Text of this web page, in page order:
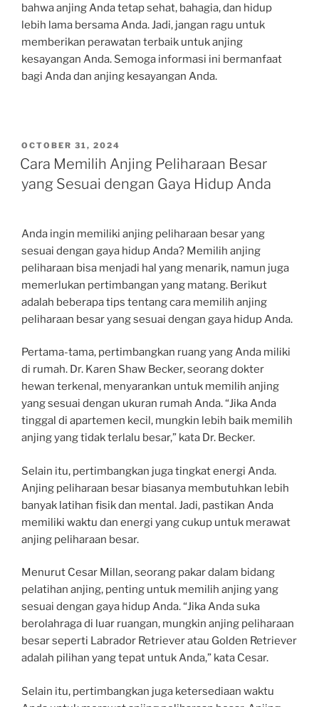
bahwa anjing Anda tetap sehat, bahagia, dan hidup
lebih lama bersama Anda. Jadi, jangan ragu untuk
memberikan perawatan terbaik untuk anjing
kesayangan Anda. Semoga informasi ini bermanfaat
bagi Anda dan anjing kesayangan Anda.
POSTED
ON
OCTOBER 31, 2024
Cara Memilih Anjing Peliharaan Besar
yang Sesuai dengan Gaya Hidup Anda
Anda ingin memiliki anjing peliharaan besar yang
sesuai dengan gaya hidup Anda? Memilih anjing
peliharaan bisa menjadi hal yang menarik, namun juga
memerlukan pertimbangan yang matang. Berikut
adalah beberapa tips tentang cara memilih anjing
peliharaan besar yang sesuai dengan gaya hidup Anda.
Pertama-tama, pertimbangkan ruang yang Anda miliki
di rumah. Dr. Karen Shaw Becker, seorang dokter
hewan terkenal, menyarankan untuk memilih anjing
yang sesuai dengan ukuran rumah Anda. “Jika Anda
tinggal di apartemen kecil, mungkin lebih baik memilih
anjing yang tidak terlalu besar,” kata Dr. Becker.
Selain itu, pertimbangkan juga tingkat energi Anda.
Anjing peliharaan besar biasanya membutuhkan lebih
banyak latihan fisik dan mental. Jadi, pastikan Anda
memiliki waktu dan energi yang cukup untuk merawat
anjing peliharaan besar.
Menurut Cesar Millan, seorang pakar dalam bidang
pelatihan anjing, penting untuk memilih anjing yang
sesuai dengan gaya hidup Anda. “Jika Anda suka
berolahraga di luar ruangan, mungkin anjing peliharaan
besar seperti Labrador Retriever atau Golden Retriever
adalah pilihan yang tepat untuk Anda,” kata Cesar.
Selain itu, pertimbangkan juga ketersediaan waktu